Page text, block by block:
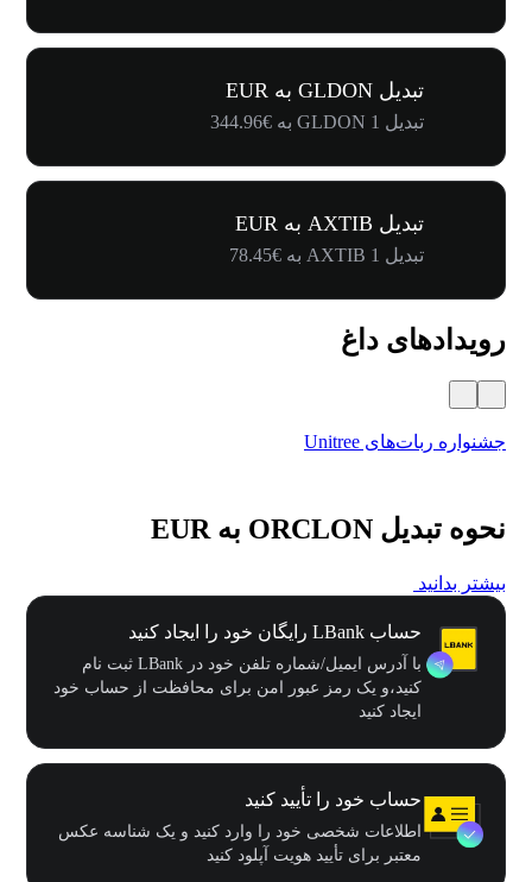
تبدیل GLDON به EUR
تبدیل 1 GLDON به €344.96
تبدیل AXTIB به EUR
تبدیل 1 AXTIB به €78.45
رویدادهای داغ
جشنواره ربات‌های Unitree
نحوه تبدیل ORCLON به EUR
بیشتر بدانید
حساب LBank رایگان خود را ایجاد کنید
با آدرس ایمیل/شماره تلفن خود در LBank ثبت نام
کنید،و یک رمز عبور امن برای محافظت از حساب خود
ایجاد کنید
حساب خود را تأیید کنید
اطلاعات شخصی خود را وارد کنید و یک شناسه عکس
معتبر برای تأیید هویت آپلود کنید